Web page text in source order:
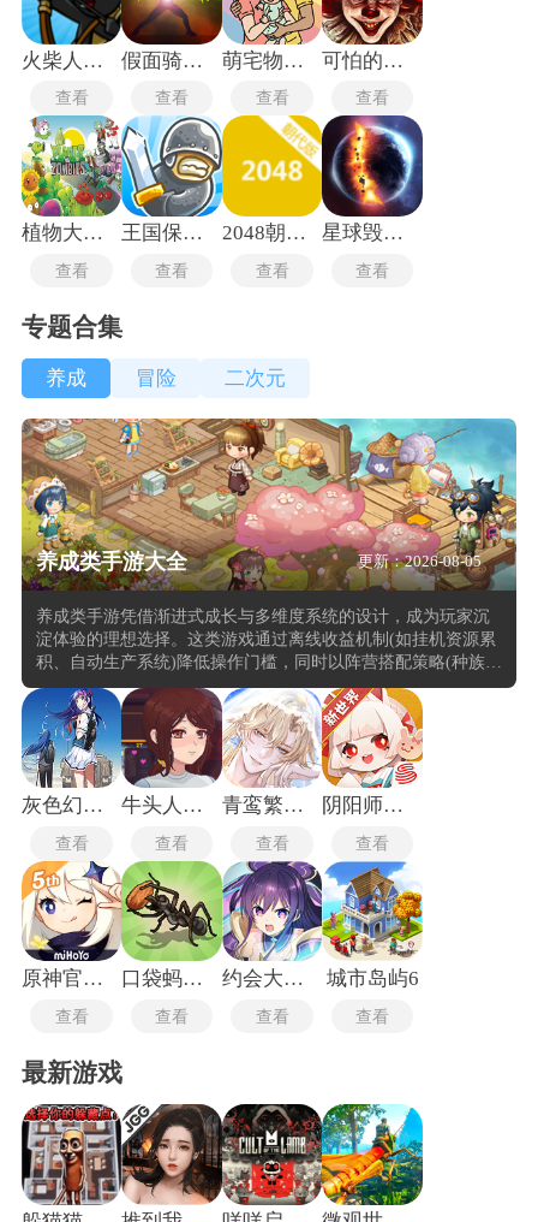
火柴人战争遗产皮肤版
查看
假面骑士全腰带模拟器
查看
萌宅物语最新版
查看
可怕的小丑2
查看
植物大战僵尸95版
查看
王国保卫战1
查看
2048朝代版
查看
星球毁灭模拟器无广告版
查看
专题合集
养成 冒险 二次元
养成类手游大全 更新：2026-08-05
养成类手游凭借渐进式成长与多维度系统的设计，成为玩家沉
淀体验的理想选择。这类游戏通过离线收益机制(如挂机资源累
积、自动生产系统)降低操作门槛，同时以阵营搭配策略(种族克
制、技能连锁)和多线养成体系(角色等级、装备精炼、心法参
悟)构建深度可玩性。玩家还可以通过「境界突破→装备强化→
技能搭配」的循环，逐步解锁新地图与玩法，形成投入到反馈
的正向循环。同时优质得作品通常具备版本迭代驱动的长线内
容，它通过赛季制玩法(跨服联赛、公会远征)提供持续目标，或
通过资料片引入新角色、新机制(如基因改造、龙语魔法)，保持
新鲜感。
灰色幻影扳机第七卷
查看
牛头人传说
查看
青鸾繁华录
查看
阴阳师妖怪屋
查看
原神官服6.0版本
查看
口袋蚂蚁模拟器中文版
查看
约会大作战恋爱极限突破
查看
城市岛屿6
查看
最新游戏